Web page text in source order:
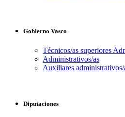
Gobierno Vasco
Técnicos/as superiores
Administrativos/as
Auxiliares administrativos/
Diputaciones